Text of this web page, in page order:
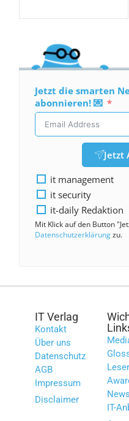
Jetzt die smarten
abonnieren! 💌
Jetzt
it management
it security
it-daily Redaktion
Mit Klick auf den Button
Datenschutzerklärungzu.
IT Verlag
Kontakt
Über uns
Datenschutz
AGB
Impressum
Disclaimer
IT-